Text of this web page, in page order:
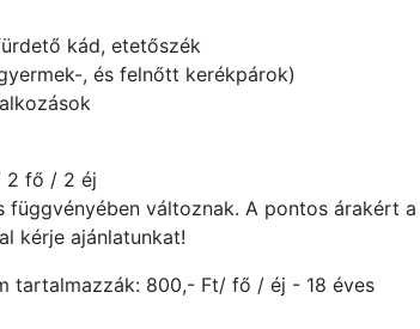
kád, etetőszék
, és felnőtt kerékpárok)
2 fő / 2 éj
változnak. A pontos árakért a
kérje ajánlatunkat!
tartalmazzák: 800,- Ft/ fő / éj - 18 éves